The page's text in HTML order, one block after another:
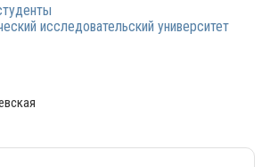
исследовательский университет